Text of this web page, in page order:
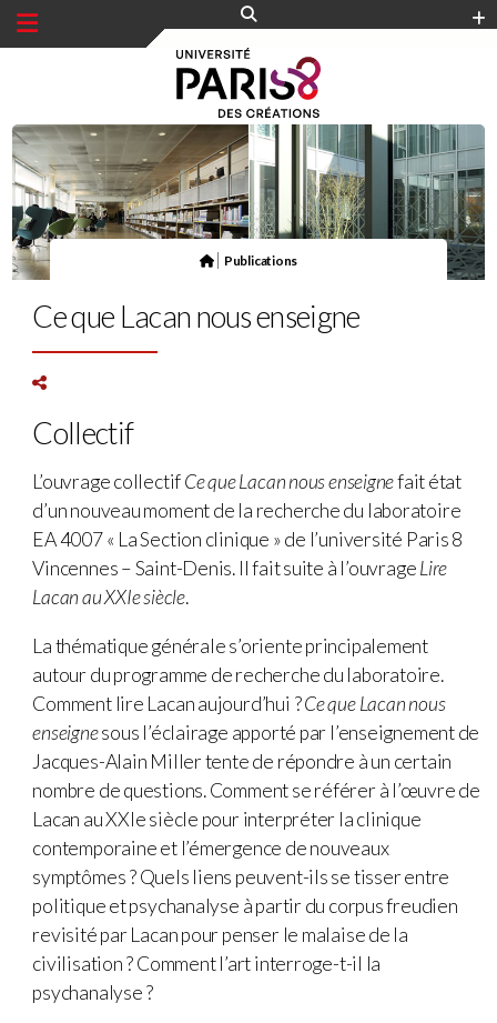
Publications
Ce que Lacan nous enseigne
Collectif
L’ouvrage collectifCe que Lacan nous enseignefait état
d’un nouveau moment de la recherche du laboratoire
EA 4007 « La Section clinique » de l’université Paris 8
Vincennes – Saint-Denis. Il fait suite à l’ouvrageLire
Lacan au XXIe siècle.
La thématique générale s’oriente principalement
autour du programme de recherche du laboratoire.
Comment lire Lacan aujourd’hui ?Ce que Lacan nous
enseignesous l’éclairage apporté par l’enseignement de
Jacques-Alain Miller tente de répondre à un certain
nombre de questions. Comment se référer à l’œuvre de
Lacan au XXIe siècle pour interpréter la clinique
contemporaine et l’émergence de nouveaux
symptômes ? Quels liens peuvent-ils se tisser entre
politique et psychanalyse à partir du corpus freudien
revisité par Lacan pour penser le malaise de la
civilisation ? Comment l’art interroge-t-il la
psychanalyse ?
Panneau de gestion des cookies